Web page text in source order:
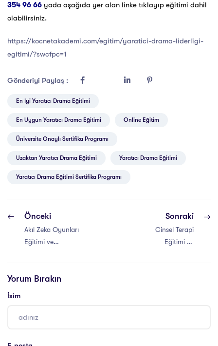
354 96 66 yada aşağıda yer alan linke tıklayıp eğitimi dahil
olabilirsiniz.
https://kocnetakademi.com/egitim/yaratici-drama-liderligi-
egitimi/?swcfpc=1
Gönderiyi Paylaş :
En Iyi Yaratıcı Drama Eğitimi
En Uygun Yaratıcı Drama Eğitimi Online Eğitim
Üniversite Onaylı Sertifika Programı
Uzaktan Yaratıcı Drama Eğitimi Yaratıcı Drama Eğitimi
Yaratıcı Drama Eğitimi Sertifika Programı
Önceki
Akıl Zeka Oyunları
Eğitimi ve
Sonraki
Cinsel Terapi
Eğitimi ve
Yorum Bırakın
İsim